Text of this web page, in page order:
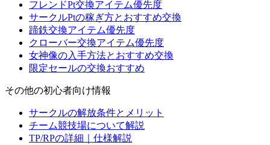
フレンドPt交換アイテム優先度
サークルPtの稼ぎ方とおすすめ交換
蹄鉄交換アイテム優先度
クローバー交換アイテム優先度
女神像の入手方法とおすすめ交換
限定セールの交換おすすめ
その他の初心者向け情報
サークルの解放条件とメリット
チーム競技場について解説
TP/RPの詳細｜仕様解説